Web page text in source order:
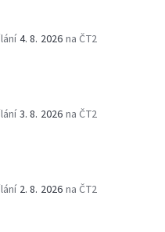
4. 8. 2026 na ČT2
3. 8. 2026 na ČT2
2. 8. 2026 na ČT2